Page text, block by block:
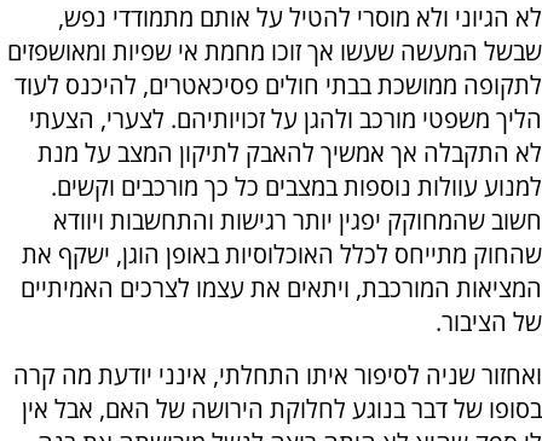
לא הגיוני ולא מוסרי להטיל על אותם מתמודדי נפש,
שבשל המעשה שעשו אך זוכו מחמת אי שפיות ומאושפזים
לתקופה ממושכת בבתי חולים פסיכאטרים, להיכנס לעוד
הליך משפטי מורכב ולהגן על זכויותיהם. לצערי, הצעתי
לא התקבלה אך אמשיך להאבק לתיקון המצב על מנת
למנוע עוולות נוספות במצבים כל כך מורכבים וקשים.
חשוב שהמחוקק יפגין יותר רגישות והתחשבות ויוודא
שהחוק מתייחס לכלל האוכלוסיות באופן הוגן, ישקף את
המציאות המורכבת, ויתאים את עצמו לצרכים האמיתיים
של הציבור.
ואחזור שניה לסיפור איתו התחלתי, אינני יודעת מה קרה
בסופו של דבר בנוגע לחלוקת הירושה של האם, אבל אין